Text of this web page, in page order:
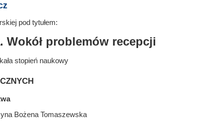
pod tytułem:
Wokół problemów recepcji
stopień naukowy
Bożena Tomaszewska